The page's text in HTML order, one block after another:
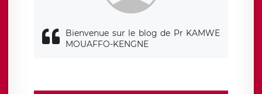
Bienvenue sur le blog de Pr KAMWE
MOUAFFO-KENGNE